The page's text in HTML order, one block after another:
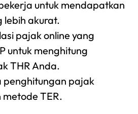
untuk mendapatkan
lebih akurat.
pajak online yang
untuk menghitung
THR Anda.
penghitungan pajak
TER.